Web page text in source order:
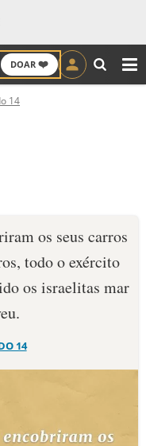
DOAR ❤️
14
os seus carros
todo o exército
os israelitas mar
14